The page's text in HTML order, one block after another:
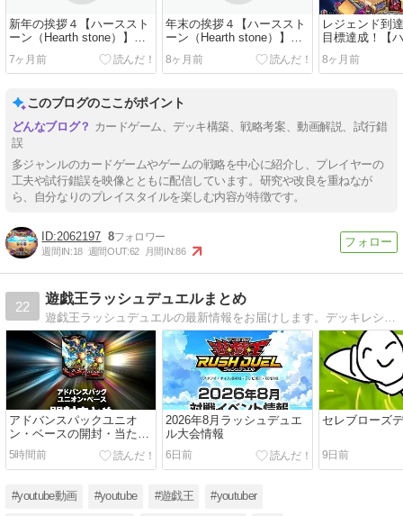
新年の挨拶４【ハーススト
ーン（Hearth stone）】
【遊戯王マスターデュエ
ル】【ブログ】
7ヶ月前
年末の挨拶４【ハーススト
ーン（Hearth stone）】
【遊戯王マスターデュエ
ル】【ブログ】
8ヶ月前
レジェンド到
目標達成！【
ン（Hearth
タンダード】
ク】【ブログ】
8ヶ月前
このブログのここがポイント
カードゲーム、デッキ構築、戦略考案、動画解説、試行錯
誤
多ジャンルのカードゲームやゲームの戦略を中心に紹介し、プレイヤーの
工夫や試行錯誤を映像とともに配信しています。研究や改良を重ねなが
ら、自分なりのプレイスタイルを楽しむ内容が特徴です。
2062197 8
週間IN:18 週間OUT:62 月間IN:86
22
遊戯王ラッシュデュエルまとめ
アドバンスパックユニオ
ン・ベースの開封・当た
り・価格相場まとめ
5時間前
2026年8月ラッシュデュエ
ル大会情報
6日前
セレブローズ
9日前
#youtube動画 #youtube #遊戯王 #youtuber